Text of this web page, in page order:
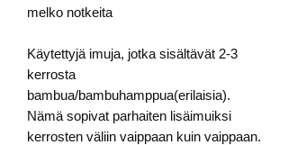
melko notkeita
Käytettyjä imuja, jotka sisältävät 2-3
kerrosta
bambua/bambuhamppua(erilaisia).
Nämä sopivat parhaiten lisäimuiksi
kerrosten väliin vaippaan kuin vaippaan.